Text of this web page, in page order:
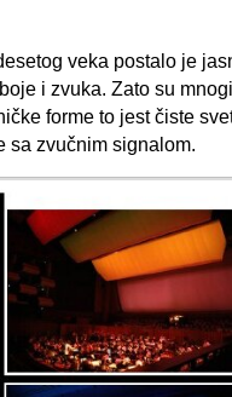
veka postalo je
i zvuka. Zato su
forme to jest čiste
sa zvučnim signalom.